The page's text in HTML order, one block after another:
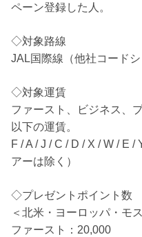
ペーン登録した人。
◇対象路線
JAL国際線（他社コードシ
◇対象運賃
ファースト、ビジネス、
以下の運賃。
F / A / J / C / D / X / W / E
アーは除く）
◇プレゼントポイント数
＜北米・ヨーロッパ・モ
ファースト：20,000